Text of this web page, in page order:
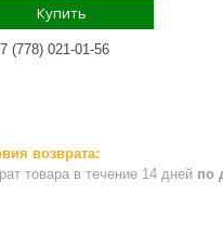
Купить
(778) 021-01-56
товара в течение 14 дней по